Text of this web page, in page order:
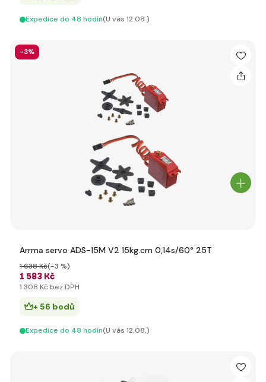
Expedice do 48 hodín(U vás 12.08.)
-3%
Arrma servo ADS-15M V2 15kg.cm 0,14s/60° 25T
1 583 Kč
1 638 Kč(-3 %)
1 308 Kč bez DPH
+ 56 bodů
Expedice do 48 hodín(U vás 12.08.)